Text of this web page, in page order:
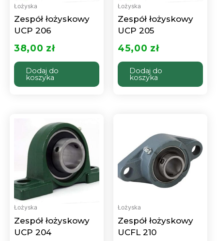
Łożyska
Zespół łożyskowy
UCP 206
38,00 zł
Dodaj do
koszyka
Łożyska
Zespół łożyskowy
UCP 205
45,00 zł
Dodaj do
koszyka
Łożyska
Zespół łożyskowy
UCP 204
Łożyska
Zespół łożyskowy
UCFL 210